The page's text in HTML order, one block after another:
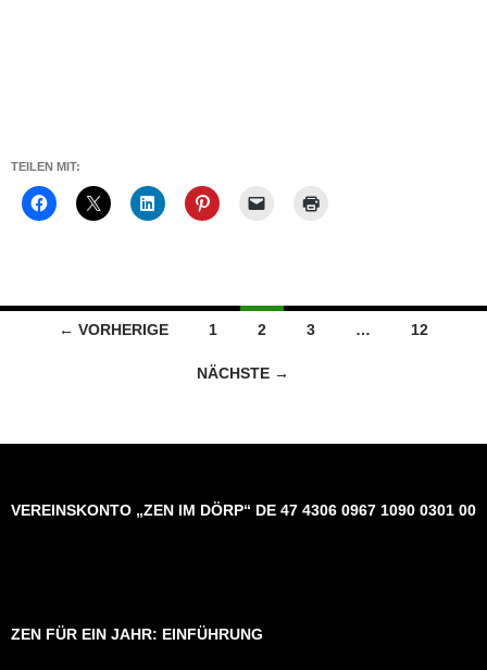
TEILEN MIT:
Beitragsnavigation
← VORHERIGE 1 2 3 … 12
NÄCHSTE →
VEREINSKONTO „ZEN IM DÖRP“ DE 47 4306 0967 1090 0301 00
ZEN FÜR EIN JAHR: EINFÜHRUNG